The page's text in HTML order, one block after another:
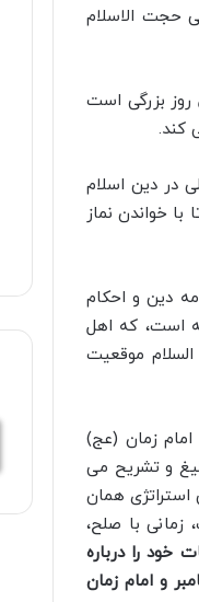
حجت الاسلام
روز بزرگی است
کند.
در دین اسلام
با خواندن نماز
دین و احکام
است، که اهل
موقعیت
زمان (عج)
و تشریح می
همان
زمانی با صلح،
خود را درباره
و امام زمان